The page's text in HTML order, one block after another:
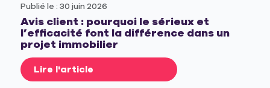
Publié le : 30 juin 2026
Avis client : pourquoi le sérieux et
l’efficacité font la différence dans un
projet immobilier
Lire l'article